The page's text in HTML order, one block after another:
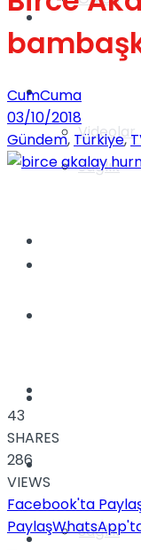
Videolar
Sağlık
Gündem
Yaşam
Sağlık
Müzik
CumCuma
03/10/2018
Gündem, Türkiye,
43
SHARES
286
VIEWS
Facebook'ta
Paylaş